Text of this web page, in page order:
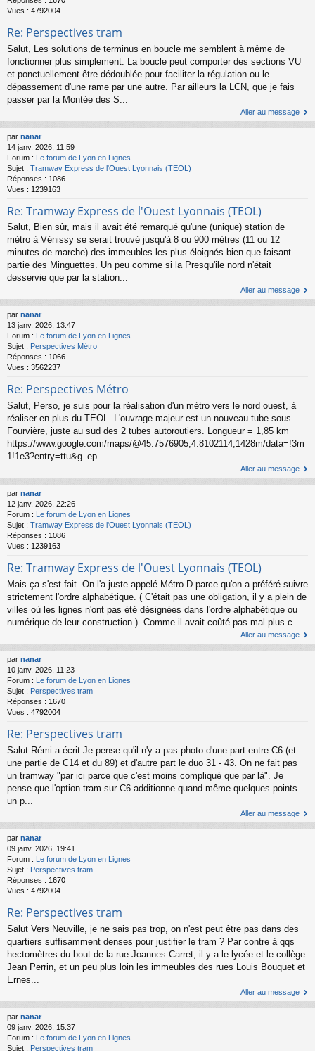
Vues : 4792004
Re: Perspectives tram
Salut, Les solutions de terminus en boucle me semblent à même de
fonctionner plus simplement. La boucle peut comporter des sections VU
et ponctuellement être dédoublée pour faciliter la régulation ou le
dépassement d'une rame par une autre. Par ailleurs la LCN, que je fais
passer par la Montée des S...
Aller au message
par nanar
14 janv. 2026, 11:59
Forum : Le forum de Lyon en Lignes
Sujet : Tramway Express de l'Ouest Lyonnais (TEOL)
Réponses : 1086
Vues : 1239163
Re: Tramway Express de l'Ouest Lyonnais (TEOL)
Salut, Bien sûr, mais il avait été remarqué qu'une (unique) station de
métro à Vénissy se serait trouvé jusqu'à 8 ou 900 mètres (11 ou 12
minutes de marche) des immeubles les plus éloignés bien que faisant
partie des Minguettes. Un peu comme si la Presqu'ile nord n'était
desservie que par la station...
Aller au message
par nanar
13 janv. 2026, 13:47
Forum : Le forum de Lyon en Lignes
Sujet : Perspectives Métro
Réponses : 1066
Vues : 3562237
Re: Perspectives Métro
Salut, Perso, je suis pour la réalisation d'un métro vers le nord ouest, à
réaliser en plus du TEOL. L'ouvrage majeur est un nouveau tube sous
Fourvière, juste au sud des 2 tubes autoroutiers. Longueur = 1,85 km
https://www.google.com/maps/@45.7576905,4.8102114,1428m/data=!3m
1!1e3?entry=ttu&g_ep...
Aller au message
par nanar
12 janv. 2026, 22:26
Forum :
Le forum de Lyon en Lignes
Sujet : Tramway Express de l'Ouest Lyonnais (TEOL)
Réponses : 1086
Vues : 1239163
Re: Tramway Express de l'Ouest Lyonnais (TEOL)
Mais ça s'est fait. On l'a juste appelé Métro D parce qu'on a préféré suivre
strictement l'ordre alphabétique. ( C'était pas une obligation, il y a plein de
villes où les lignes n'ont pas été désignées dans l'ordre alphabétique ou
numérique de leur construction ). Comme il avait coûté pas mal plus c...
Aller au message
par nanar
10 janv. 2026, 11:23
Forum : Le forum de Lyon en Lignes
Sujet : Perspectives tram
Réponses : 1670
Vues : 4792004
Re: Perspectives tram
Salut Rémi a écrit Je pense qu'il n'y a pas photo d'une part entre C6 (et
une partie de C14 et du 89) et d'autre part le duo 31 - 43. On ne fait pas
un tramway "par ici parce que c'est moins compliqué que par là". Je
pense que l'option tram sur C6 additionne quand même quelques points
un p...
Aller au message
par nanar
09 janv. 2026, 19:41
Forum : Le forum de Lyon en Lignes
Sujet : Perspectives tram
Réponses : 1670
Vues : 4792004
Re: Perspectives tram
Salut Vers Neuville, je ne sais pas trop, on n'est peut être pas dans des
quartiers suffisamment denses pour justifier le tram ? Par contre à qqs
hectomètres du bout de la rue Joannes Carret, il y a le lycée et le collège
Jean Perrin, et un peu plus loin les immeubles des rues Louis Bouquet et
Ernes...
Aller au message
par nanar
09 janv. 2026, 15:37
Forum : Le forum de Lyon en Lignes
Sujet : Perspectives tram